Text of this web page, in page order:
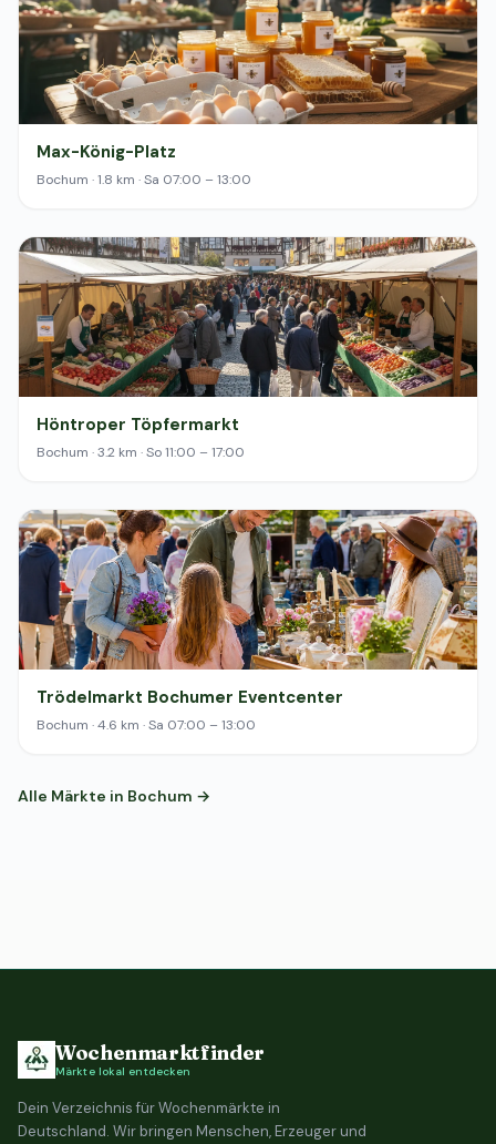
Max-König-Platz
Bochum · 1.8 km · Sa 07:00 – 13:00
Höntroper Töpfermarkt
Bochum · 3.2 km · So 11:00 – 17:00
Trödelmarkt Bochumer Eventcenter
Bochum · 4.6 km · Sa 07:00 – 13:00
Alle Märkte in Bochum →
Wochenmarktfinder
Märkte lokal entdecken
Dein Verzeichnis für Wochenmärkte in
Deutschland. Wir bringen Menschen, Erzeuger und